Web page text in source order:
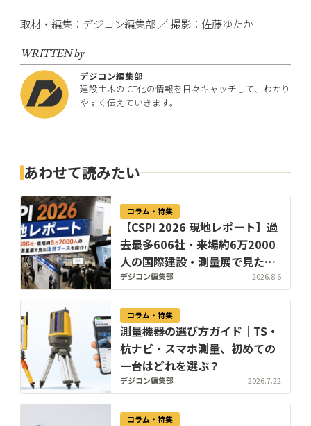
取材・編集：デジコン編集部 ／ 撮影：佐藤ゆたか
WRITTEN by
デジコン編集部
建設土木のICT化の情報を日々キャッチして、わかり
やすく伝えていきます。
あわせて読みたい
コラム・特集
【CSPI 2026 現地レポート】過
去最多606社・来場約6万2000
人の国際建設・測量展で見た注
目ブースを紹介！【8/6更新】
デジコン編集部 2026.8.6
コラム・特集
測量機器の選び方ガイド｜TS・
杭ナビ・スマホ測量、初めての
一台はどれを選ぶ？
デジコン編集部 2026.7.22
コラム・特集